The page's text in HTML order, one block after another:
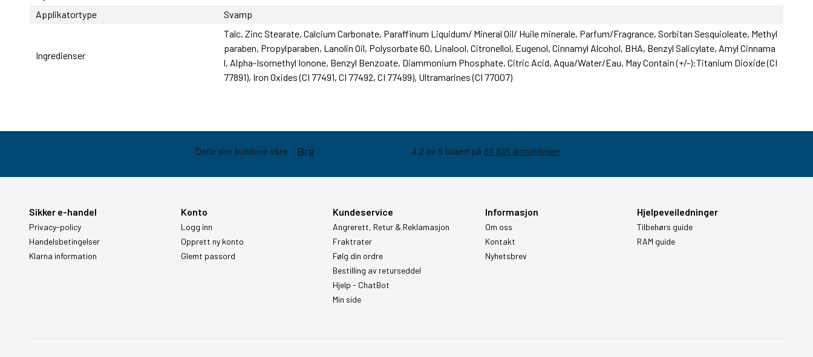
Applikatortype
Svamp
Ingredienser
Talc, Zinc Stearate, Calcium Carbonate, Paraffinum Liquidum/ Mineral Oil/ Huile minerale, Parfum/Fragrance, Sorbitan Sesquioleate, Methyl
paraben, Propylparaben, Lanolin Oil, Polysorbate 60, Linalool, Citronellol, Eugenol, Cinnamyl Alcohol, BHA, Benzyl Salicylate, Amyl Cinnama
l, Alpha-Isomethyl Ionone, Benzyl Benzoate, Diammonium Phosphate, Citric Acid, Aqua/Water/Eau, May Contain (+/-):Titanium Dioxide (CI
77891), Iron Oxides (CI 77491, CI 77492, CI 77499), Ultramarines (CI 77007)
Sikker e-handel
Privacy-policy
Handelsbetingelser
Klarna information
Konto
Logg inn
Opprett ny konto
Glemt passord
Kundeservice
Angrerett, Retur & Reklamasjon
Fraktrater
Følg din ordre
Bestilling av returseddel
Hjelp - ChatBot
Min side
Informasjon
Om oss
Kontakt
Nyhetsbrev
Hjelpeveiledninger
Tilbehørs guide
RAM guide